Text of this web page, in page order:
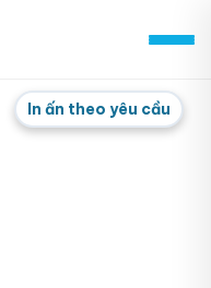
In ấn theo yêu cầu